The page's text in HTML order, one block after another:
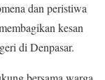
dan peristiwa
kesan
di Denpasar.